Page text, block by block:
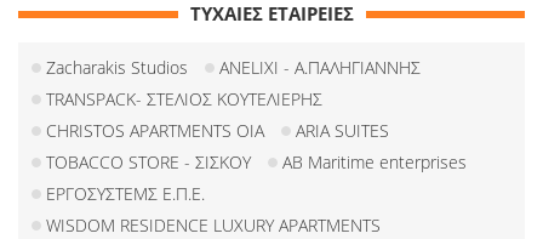
ΤΥΧΑΙΕΣ ΕΤΑΙΡΕΙΕΣ
Zacharakis Studios
ANELIXI - Α.ΠΑΛΗΓΙΑΝΝΗΣ
TRANSPACK- ΣΤΕΛΙΟΣ ΚΟΥΤΕΛΙΕΡΗΣ
CHRISTOS APARTMENTS OIA
ARIA SUITES
TOBACCO STORE - ΣΙΣΚΟΥ
AB Maritime enterprises
ΕΡΓΟΣΥΣΤΕΜΣ Ε.Π.Ε.
WISDOM RESIDENCE LUXURY APARTMENTS